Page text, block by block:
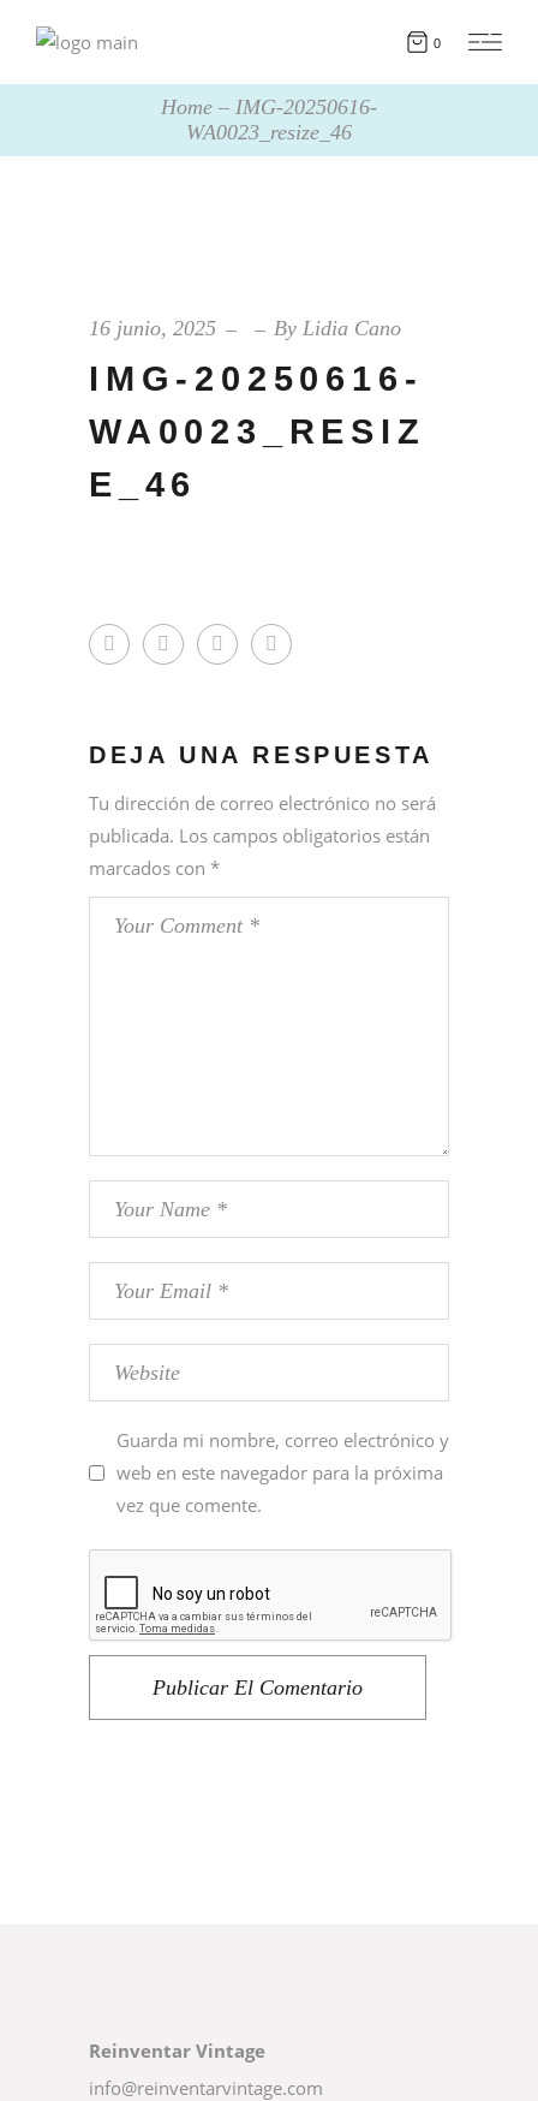
0
Home
IMG-20250616-
WA0023_resize_46
16 junio, 2025 By Lidia Cano
IMG-20250616-
WA0023_RESIZ
E_46
DEJA UNA RESPUESTA
Tu dirección de correo electrónico no será
publicada. Los campos obligatorios están
marcados con *
Guarda mi nombre, correo electrónico y
web en este navegador para la próxima
vez que comente.
Publicar El Comentario
Reinventar Vintage
info@reinventarvintage.com